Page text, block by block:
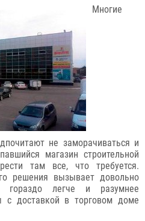
Многие
не заморачиваться и
магазин строительной
там все, что требуется.
решения вызывает довольно
гораздо легче и разумнее
с доставкой в торговом доме